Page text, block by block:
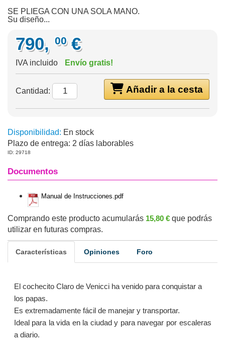
SE PLIEGA CON UNA SOLA MANO.
Su diseño...
790, 00 €
IVA incluido Envío gratis!
Añadir a la cesta
Cantidad:
Disponibilidad: En stock
Plazo de entrega: 2 días laborables
ID: 29718
Documentos
Manual de Instrucciones.pdf
Comprando este producto acumularás 15,80 € que podrás
utilizar en futuras compras.
Características Opiniones Foro
El cochecito Claro de Venicci ha venido para conquistar a
los papas.
Es extremadamente fácil de manejar y transportar.
Ideal para la vida en la ciudad y para navegar por escaleras
a diario.